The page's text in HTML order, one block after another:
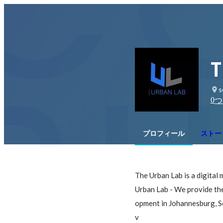
0
プロフィール スト
The Urban Lab is a digital
Urban Lab - We provide
opment in Johannesburg,
v